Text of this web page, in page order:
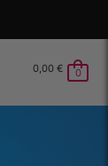
0,00 € 0